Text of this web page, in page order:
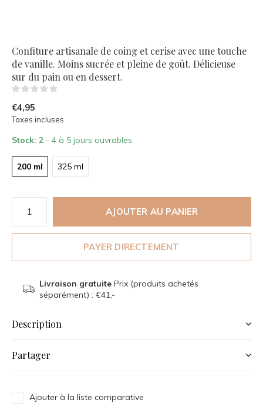
Confiture artisanale de coing et cerise avec une touche
de vanille. Moins sucrée et pleine de goût. Délicieuse
sur du pain ou en dessert.
€4,95
Taxes incluses
Stock: 2 - 4 à 5 jours ouvrables
200 ml 325 ml
AJOUTER AU PANIER
PAYER DIRECTEMENT
Livraison gratuitePrix (produits achetés
séparément) : €41,-
Description
Partager
Ajouter à la liste comparative